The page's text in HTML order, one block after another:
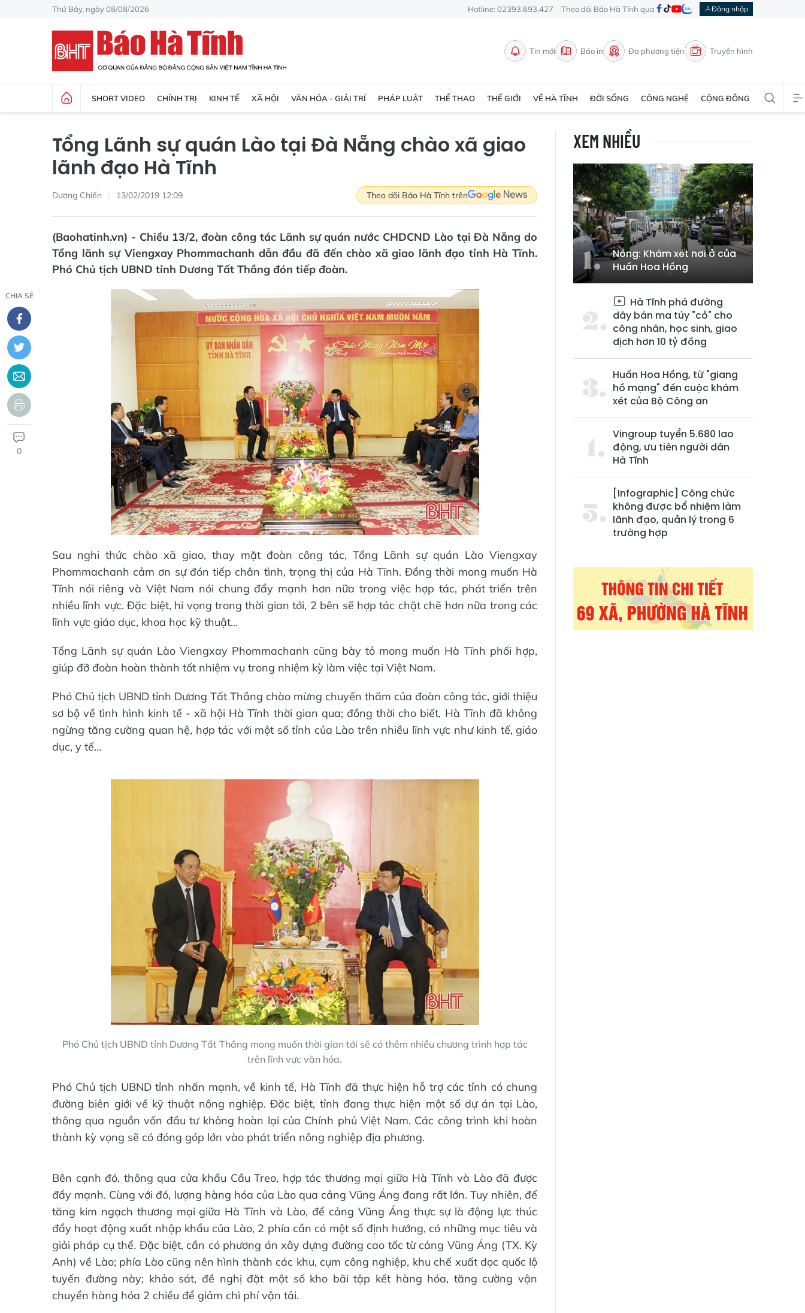
Thứ Bảy, ngày 08/08/2026 Hotline: 02393.693.427 Theo dõi Báo Hà Tĩnh qua Đăng nhập
Tin mới Báo in Đa phương tiện Truyền hình
SHORT VIDEO CHÍNH TRỊ KINH TẾ XÃ HỘI VĂN HÓA - GIẢI TRÍ PHÁP LUẬT THỂ THAO THẾ GIỚI VỀ HÀ TĨNH ĐỜI SỐNG CÔNG NGHỆ CỘNG ĐỒNG
Tổng Lãnh sự quán Lào tại Đà Nẵng chào xã giao
lãnh đạo Hà Tĩnh
Dương Chiến 13/02/2019 12:09 Theo dõi Báo Hà Tĩnh trên
(Baohatinh.vn) - Chiều 13/2, đoàn công tác Lãnh sự quán nước CHDCND Lào tại Đà Nẵng do
Tổng lãnh sự Viengxay Phommachanh dẫn đầu đã đến chào xã giao lãnh đạo tỉnh Hà Tĩnh.
Phó Chủ tịch UBND tỉnh Dương Tất Thắng đón tiếp đoàn.
CHIA SẺ
0
Sau nghi thức chào xã giao, thay mặt đoàn công tác, Tổng Lãnh sự quán Lào Viengxay
Phommachanh cảm ơn sự đón tiếp chân tình, trọng thị của Hà Tĩnh. Đồng thời mong muốn Hà
Tĩnh nói riêng và Việt Nam nói chung đẩy mạnh hơn nữa trong việc hợp tác, phát triển trên
nhiều lĩnh vực. Đặc biệt, hi vọng trong thời gian tới, 2 bên sẽ hợp tác chặt chẽ hơn nữa trong các
lĩnh vực giáo dục, khoa học kỹ thuật…
Tổng Lãnh sự quán Lào Viengxay Phommachanh cũng bày tỏ mong muốn Hà Tĩnh phối hợp,
giúp đỡ đoàn hoàn thành tốt nhiệm vụ trong nhiệm kỳ làm việc tại Việt Nam.
Phó Chủ tịch UBND tỉnh Dương Tất Thắng chào mừng chuyến thăm của đoàn công tác, giới thiệu
sơ bộ về tình hình kinh tế - xã hội Hà Tĩnh thời gian qua; đồng thời cho biết, Hà Tĩnh đã không
ngừng tăng cường quan hệ, hợp tác với một số tỉnh của Lào trên nhiều lĩnh vực như kinh tế, giáo
dục, y tế…
Phó Chủ tịch UBND tỉnh Dương Tất Thắng mong muốn thời gian tới sẽ có thêm nhiều chương trình hợp tác
trên lĩnh vực văn hóa.
Phó Chủ tịch UBND tỉnh nhấn mạnh, về kinh tế, Hà Tĩnh đã thực hiện hỗ trợ các tỉnh có chung
đường biên giới về kỹ thuật nông nghiệp. Đặc biệt, tỉnh đang thực hiện một số dự án tại Lào,
thông qua nguồn vốn đầu tư không hoàn lại của Chính phủ Việt Nam. Các công trình khi hoàn
thành kỳ vọng sẽ có đóng góp lớn vào phát triển nông nghiệp địa phương.
Bên cạnh đó, thông qua cửa khẩu Cầu Treo, hợp tác thương mại giữa Hà Tĩnh và Lào đã được
đẩy mạnh. Cùng với đó, lượng hàng hóa của Lào qua cảng Vũng Áng đang rất lớn. Tuy nhiên, để
tăng kim ngạch thương mại giữa Hà Tĩnh và Lào, để cảng Vũng Áng thực sự là động lực thúc
đẩy hoạt động xuất nhập khẩu của Lào, 2 phía cần có một số định hướng, có những mục tiêu và
giải pháp cụ thể. Đặc biệt, cần có phương án xây dựng đường cao tốc từ cảng Vũng Áng (TX. Kỳ
Anh) về Lào; phía Lào cũng nên hình thành các khu, cụm công nghiệp, khu chế xuất dọc quốc lộ
tuyến đường này; khảo sát, đề nghị đặt một số kho bãi tập kết hàng hóa, tăng cường vận
chuyển hàng hóa 2 chiều để giảm chi phí vận tải.
XEM NHIỀU
Nóng: Khám xét nơi ở của
Huấn Hoa Hồng
Hà Tĩnh phá đường
dây bán ma túy "cỏ" cho
công nhân, học sinh, giao
dịch hơn 10 tỷ đồng
Huấn Hoa Hồng, từ "giang
hồ mạng" đến cuộc khám
xét của Bộ Công an
Vingroup tuyển 5.680 lao
động, ưu tiên người dân
Hà Tĩnh
[Infographic] Công chức
không được bổ nhiệm làm
lãnh đạo, quản lý trong 6
trường hợp